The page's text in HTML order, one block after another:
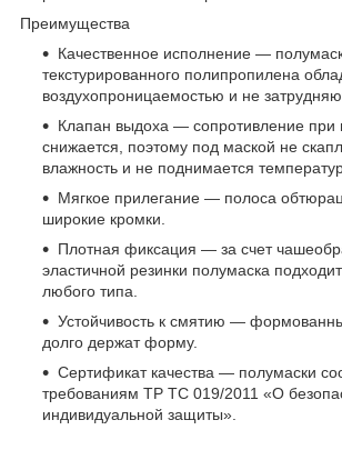
Преимущества
Качественное исполнение —
текстурированного полипропилена
воздухопроницаемостью и не
Клапан выдоха — сопротивление при
снижается, поэтому под маской не
влажность и не поднимается
Мягкое прилегание — полоса
широкие кромки.
Плотная фиксация — за счет
эластичной резинки полумаска
любого типа.
Устойчивость к смятию —
долго держат форму.
Сертификат качества — полумаски
требованиям ТР ТС 019/2011 «О
индивидуальной защиты».